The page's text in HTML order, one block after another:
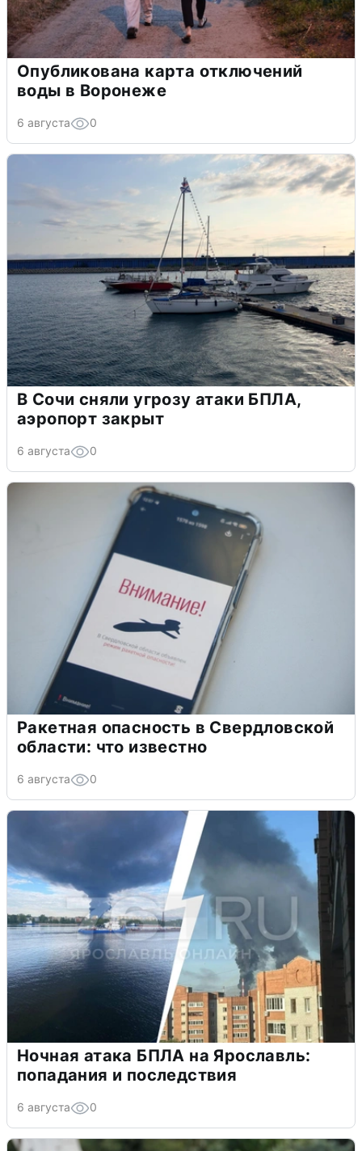
Опубликована карта отключений
воды в Воронеже
6 августа 0
В Сочи сняли угрозу атаки БПЛА,
аэропорт закрыт
6 августа 0
Ракетная опасность в Свердловской
области: что известно
6 августа 0
Ночная атака БПЛА на Ярославль:
попадания и последствия
6 августа 0